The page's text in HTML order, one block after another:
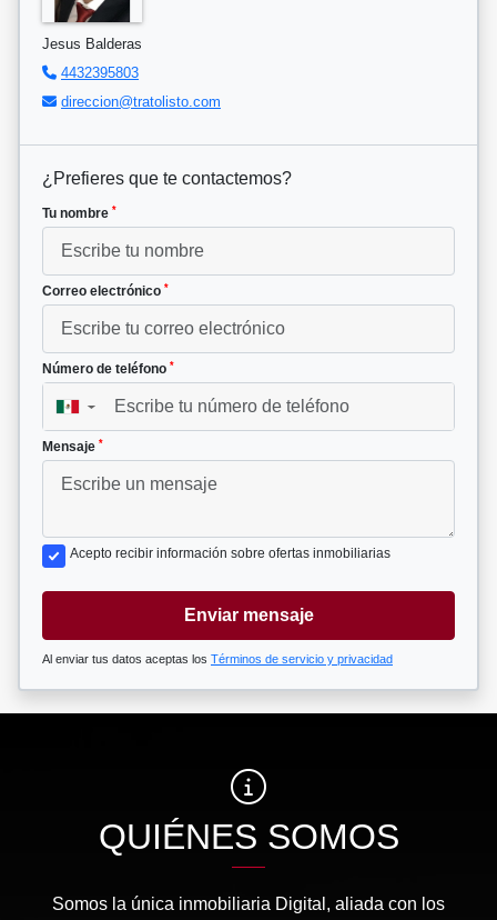
Jesus Balderas
4432395803
direccion@tratolisto.com
¿Prefieres que te contactemos?
Tu nombre *
Correo electrónico *
Número de teléfono *
▼
Mensaje *
Acepto recibir información sobre ofertas inmobiliarias
Enviar mensaje
Al enviar tus datos aceptas los Términos de servicio y privacidad
QUIÉNES SOMOS
Somos la única inmobiliaria Digital, aliada con los